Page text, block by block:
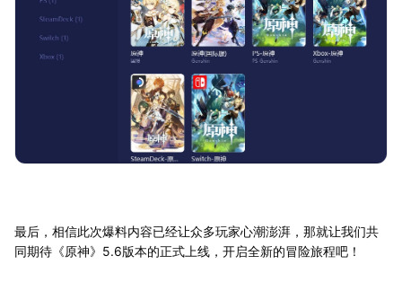
最后，相信此次爆料内容已经让众多玩家心潮澎湃，那就让我们共
同期待《原神》5.6版本的正式上线，开启全新的冒险旅程吧！